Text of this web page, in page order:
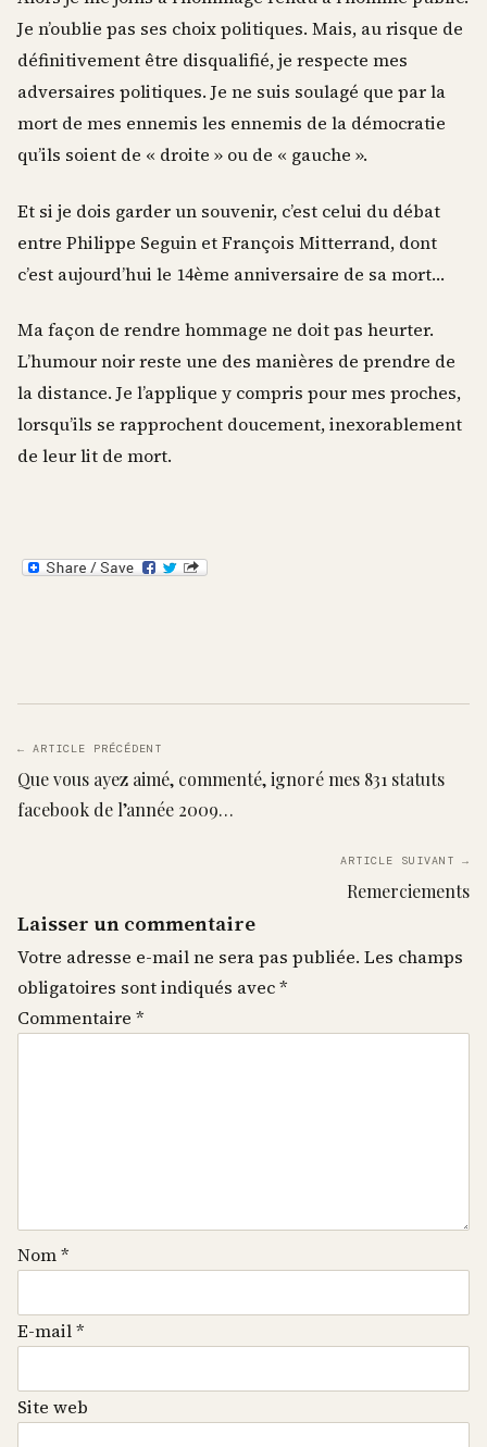
Je n’oublie pas ses choix politiques. Mais, au risque de
définitivement être disqualifié, je respecte mes
adversaires politiques. Je ne suis soulagé que par la
mort de mes ennemis les ennemis de la démocratie
qu’ils soient de « droite » ou de « gauche ».
Et si je dois garder un souvenir, c’est celui du débat
entre Philippe Seguin et François Mitterrand, dont
c’est aujourd’hui le 14ème anniversaire de sa mort…
Ma façon de rendre hommage ne doit pas heurter.
L’humour noir reste une des manières de prendre de
la distance. Je l’applique y compris pour mes proches,
lorsqu’ils se rapprochent doucement, inexorablement
de leur lit de mort.
← ARTICLE PRÉCÉDENT
Que vous ayez aimé, commenté, ignoré mes 831 statuts
facebook de l’année 2009…
ARTICLE SUIVANT →
Remerciements
Laisser un commentaire
Votre adresse e-mail ne sera pas publiée. Les champs
obligatoires sont indiqués avec*
Commentaire *
Nom*
E-mail*
Site web